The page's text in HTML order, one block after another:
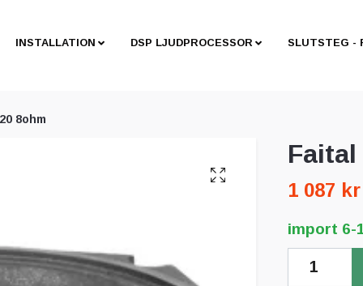
INSTALLATION DSP LJUDPROCESSOR SLUTSTEG -
8ohm
Faital
1 087 kr
import 6-